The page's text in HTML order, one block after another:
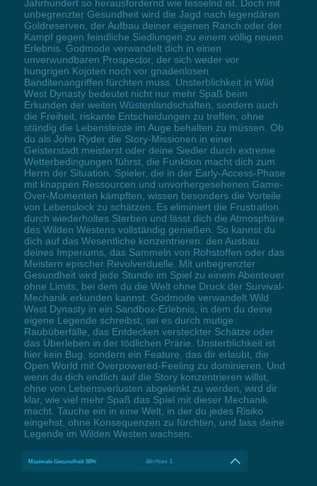
Jahrhundert so herausfordernd wie fesselnd ist. Doch mit
unbegrenzter Gesundheit wird die Jagd nach legendären
Goldreserven, der Aufbau deiner eigenen Ranch oder der
Kampf gegen feindliche Siedlungen zu einem völlig neuen
Erlebnis. Godmode verwandelt dich in einen
unverwundbaren Prospector, der sich weder vor
hungrigen Kojoten noch vor gnadenlosen
Banditenangriffen fürchten muss. Unsterblichkeit in Wild
West Dynasty bedeutet nicht nur mehr Spaß beim
Erkunden der weiten Wüstenlandschaften, sondern auch
die Freiheit, riskante Entscheidungen zu treffen, ohne
ständig die Lebensleiste im Auge behalten zu müssen. Ob
du als John Ryder die Story-Missionen in einer
Geisterstadt meisterst oder deine Siedler durch extreme
Wetterbedingungen führst, die Funktion macht dich zum
Herrn der Situation. Spieler, die in der Early-Access-Phase
mit knappen Ressourcen und unvorhergesehenen Game-
Over-Momenten kämpften, wissen besonders die Vorteile
von Lebenslock zu schätzen. Es eliminiert die Frustration
durch wiederholtes Sterben und lässt dich die Atmosphäre
des Wilden Westens vollständig genießen. So kannst du
dich auf das Wesentliche konzentrieren: den Ausbau
deines Imperiums, das Sammeln von Rohstoffen oder das
Meistern epischer Revolverduelle. Mit unbegrenzter
Gesundheit wird jede Stunde im Spiel zu einem Abenteuer
ohne Limits, bei dem du die Welt ohne Druck der Survival-
Mechanik erkunden kannst. Godmode verwandelt Wild
West Dynasty in ein Sandbox-Erlebnis, in dem du deine
eigene Legende schreibst, sei es durch mutige
Raubüberfälle, das Entdecken versteckter Schätze oder
das Überleben in der tödlichen Prärie. Unsterblichkeit ist
hier kein Bug, sondern ein Feature, das dir erlaubt, die
Open World mit Overpowered-Feeling zu dominieren. Und
wenn du dich endlich auf die Story konzentrieren willst,
ohne von Lebensverlusten abgelenkt zu werden, wird dir
klar, wie viel mehr Spaß das Spiel mit dieser Mechanik
macht. Tauche ein in eine Welt, in der du jedes Risiko
eingehst, ohne Konsequenzen zu fürchten, und lass deine
Legende im Wilden Westen wachsen.
Maximale Gesundheit 50% Alt+Num 3